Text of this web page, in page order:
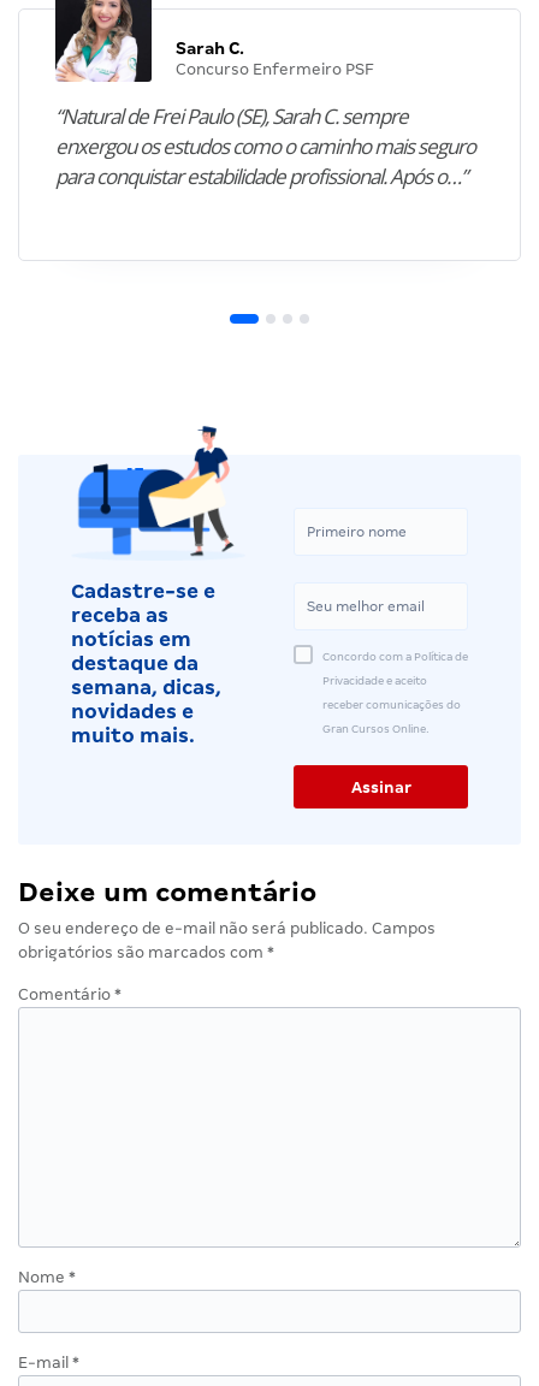
Sarah C.
Concurso Enfermeiro PSF
“Natural de Frei Paulo (SE), Sarah C. sempre
enxergou os estudos como o caminho mais seguro
para conquistar estabilidade profissional. Após o…”
Cadastre-se e
receba as
notícias em
destaque da
semana, dicas,
novidades e
muito mais.
Concordo com a Política de
Privacidade e aceito
receber comunicações do
Gran Cursos Online.
Deixe um comentário
O seu endereço de e-mail não será publicado. Campos
obrigatórios são marcados com *
Comentário *
Nome *
E-mail *